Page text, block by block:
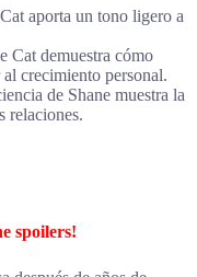
aporta un tono ligero a
Cat demuestra cómo
crecimiento personal.
de Shane muestra la
relaciones.
spoilers!